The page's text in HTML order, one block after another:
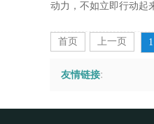
动力，不如立即行动起
首页 上一页 1
友情链接: